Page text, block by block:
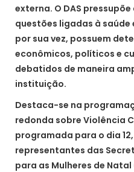
externa. O DAS
questões ligadas à saúde
por sua vez, possuem
econômicos, políticos e
debatidos de maneira
instituição.
Destaca-se na
redonda sobre Violência
programada para o dia
representantes das
para as Mulheres de